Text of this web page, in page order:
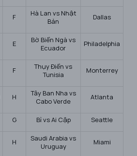
F
Hà Lan vs Nhật
Bản
Dallas
E
Bờ Biển Ngà vs
Ecuador
Philadelphia
F
Thụy Điển vs
Tunisia
Monterrey
H
Tây Ban Nha vs
Cabo Verde
Atlanta
G Bỉ vs Ai Cập Seattle
H
Saudi Arabia vs
Uruguay
Miami